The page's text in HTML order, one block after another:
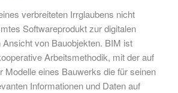
verbreiteten Irrglaubens nicht
Softwareprodukt zur digitalen
von Bauobjekten. BIM ist
Arbeitsmethodik, mit der auf
Modelle eines Bauwerks die für seinen
Informationen und Daten auf